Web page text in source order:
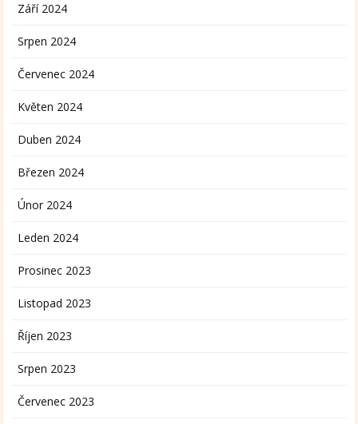
Září 2024
Srpen 2024
Červenec 2024
Květen 2024
Duben 2024
Březen 2024
Únor 2024
Leden 2024
Prosinec 2023
Listopad 2023
Říjen 2023
Srpen 2023
Červenec 2023